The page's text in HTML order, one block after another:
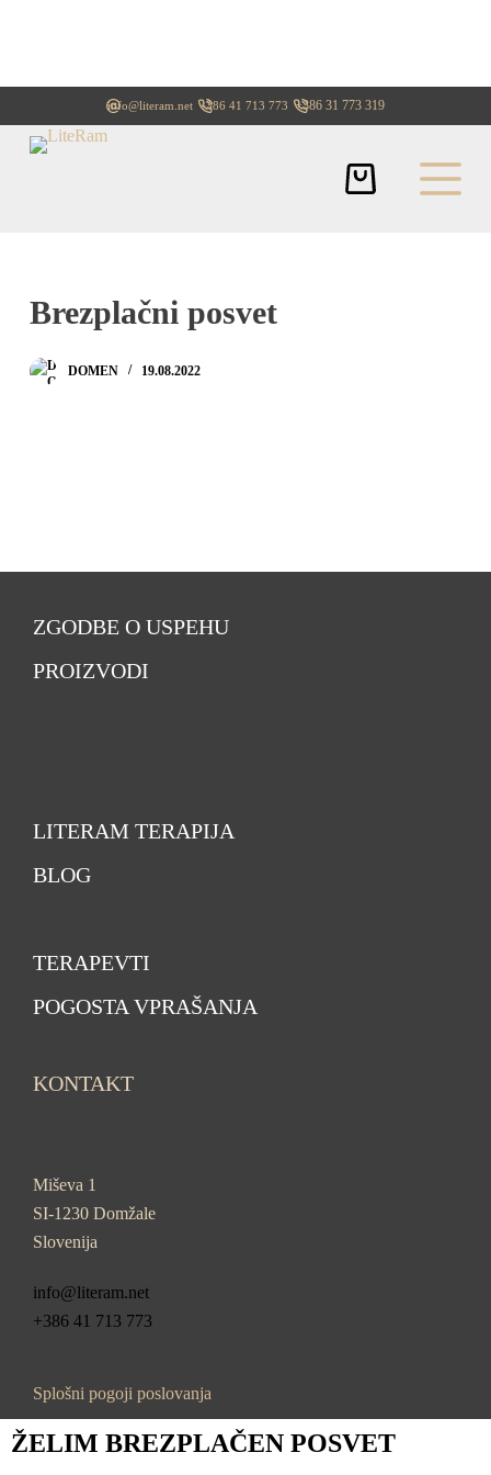
info@literam.net +386 41 713 773 +386 31 773 319
Brezplačni posvet
DOMEN 19.08.2022
ZGODBE O USPEHU
PROIZVODI
LITERAM TERAPIJA
BLOG
TERAPEVTI
POGOSTA VPRAŠANJA
KONTAKT
Miševa 1
SI-1230 Domžale
Slovenija
info@literam.net
+386 41 713 773
Splošni pogoji poslovanja
ŽELIM BREZPLAČEN POSVET